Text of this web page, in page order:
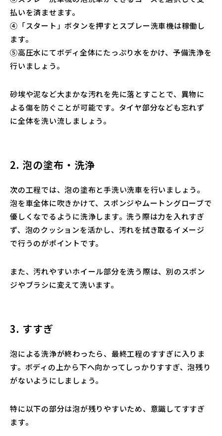
払いを済ませます。
④「スタート」ボタンを押すとスプレー洗車機は稼働し
ます。
⑤高圧水にてボディ全体にたっぷり水をかけ、予備洗浄を
行いましょう。
砂埃や泥など大まかな汚れを先に落とすことで、異物に
よる傷を防ぐことが可能です。タイヤ部分なども忘れず
に全体を洗い流しましょう。
2. 泡の塗布・洗浄
次の工程では、泡の塗布と手洗い洗車を行いましょう。
泡を車全体に吹きかけて、スポンジやムートングローブで
優しくなでるように洗浄します。洗う際は力を入れすぎ
ず、泡のクッションを活かし、汚れを拭き取るイメージ
で行うのがポイントです。
また、汚れやすいホイール部分を洗う際は、別のスポン
ジやブラシに変えて洗います。
3. すすぎ
泡による洗浄が終わったら、最終工程のすすぎに入りま
す。ボディの上から下へ向かってしっかりすすぎ、泡残り
がないようにしましょう。
特に以下の部分は泡が残りやすいため、意識してすすぎ
ます。